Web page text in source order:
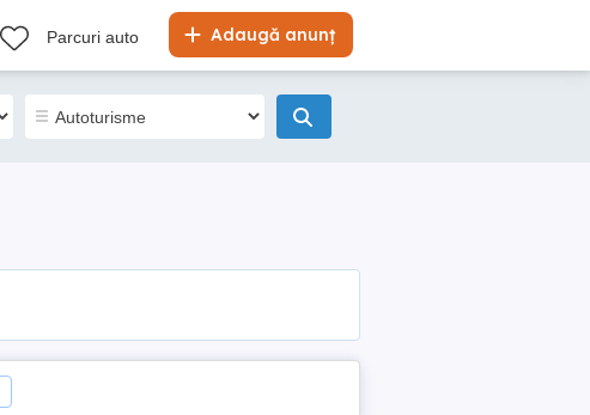
Adaugă anunț
Parcuri auto